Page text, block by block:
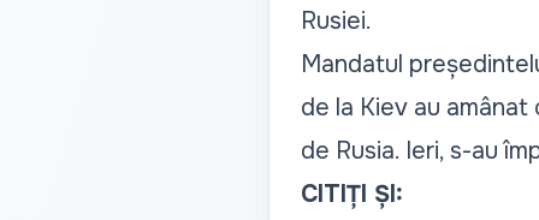
Rusiei.
Mandatul
de la Kiev au
de Rusia. Ieri, s-au
CITIȚI ȘI: